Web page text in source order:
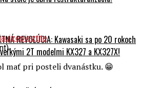
REVOLÚCIA: Kawasaki sa po 20 rokoch
2T modelmi KX327 a KX327X!
mať pri posteli dvanástku. 😁